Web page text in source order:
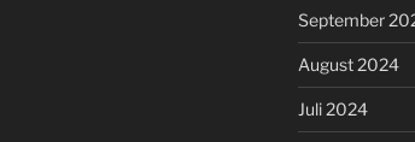
September
August 2024
Juli 2024